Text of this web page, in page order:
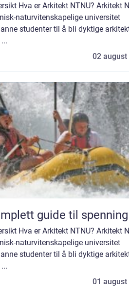
Hva er Arkitekt NTNU? Arkitekt
naturvitenskapelige universitet
studenter til å bli dyktige
02 august
guide til spenning
Hva er Arkitekt NTNU? Arkitekt
naturvitenskapelige universitet
studenter til å bli dyktige
01 august